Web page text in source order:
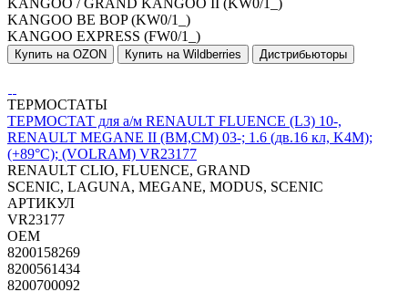
KANGOO BE BOP (KW0/1_)
KANGOO EXPRESS (FW0/1_)
Купить на OZON Купить на Wildberries Дистрибьюторы
ТЕРМОСТАТЫ
ТЕРМОСТАТ для а/м RENAULT FLUENCE (L3) 10-,
RENAULT MEGANE II (BM,CM) 03-; 1.6 (дв.16 кл, K4M);
(+89°С); (VOLRAM) VR23177
RENAULT CLIO, FLUENCE, GRAND
SCENIC, LAGUNA, MEGANE, MODUS, SCENIC
АРТИКУЛ
VR23177
OEM
8200158269
8200561434
8200700092